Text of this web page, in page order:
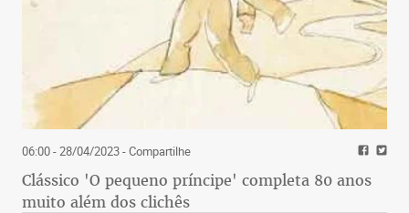
06:00 - 28/04/2023- Compartilhe
Clássico 'O pequeno príncipe' completa 80 anos
muito além dos clichês